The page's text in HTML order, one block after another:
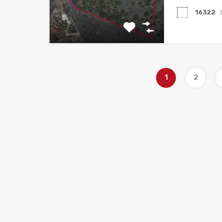
16322
1 2